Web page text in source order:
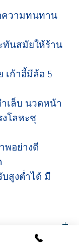
ความทนทาน
ทันสมัยให้ร้าน
เก้าอี้มีล้อ 5
เล็บ นวดหน้า
งโลหะชุ
อย่างดี
บสูงต่ำได้ มี